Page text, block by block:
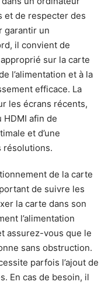
et de respecter des
garantir un
il convient de
sur la carte
l’alimentation et à la
efficace. La
les écrans récents,
afin de
et d’une
résolutions.
de la carte
de suivre les
la carte dans son
l’alimentation
assurez-vous que le
sans obstruction.
parfois l’ajout de
En cas de besoin, il